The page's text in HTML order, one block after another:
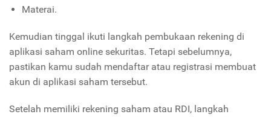
Materai.
Kemudian tinggal ikuti langkah pembukaan rekening di
aplikasi saham online sekuritas. Tetapi sebelumnya,
pastikan kamu sudah mendaftar atau registrasi membuat
akun di aplikasi saham tersebut.
Setelah memiliki rekening saham atau RDI, langkah